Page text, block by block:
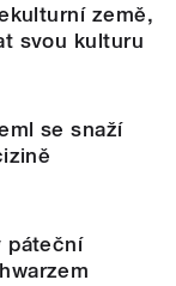
země,
svou kulturu
se snaží
páteční